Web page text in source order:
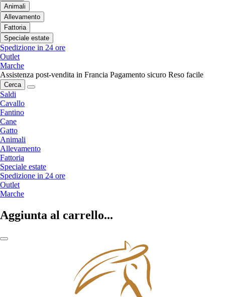
Animali
Allevamento
Fattoria
Speciale estate
Spedizione in 24 ore
Outlet
Marche
Assistenza post-vendita in Francia Pagamento sicuro Reso facile
Cerca
Saldi
Cavallo
Fantino
Cane
Gatto
Animali
Allevamento
Fattoria
Speciale estate
Spedizione in 24 ore
Outlet
Marche
Aggiunta al carrello...